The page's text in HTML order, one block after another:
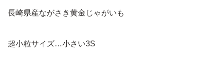
長崎県産ながさき黄金じゃがいも
超小粒サイズ…小さい3S